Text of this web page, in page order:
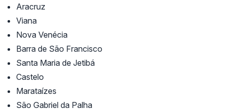
Aracruz
Viana
Nova Venécia
Barra de São Francisco
Santa Maria de Jetibá
Castelo
Marataízes
São Gabriel da Palha